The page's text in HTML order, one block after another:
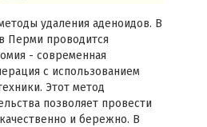
удаления аденоидов. В
Перми проводится
- современная
с использованием
Этот метод
позволяет провести
и бережно. В